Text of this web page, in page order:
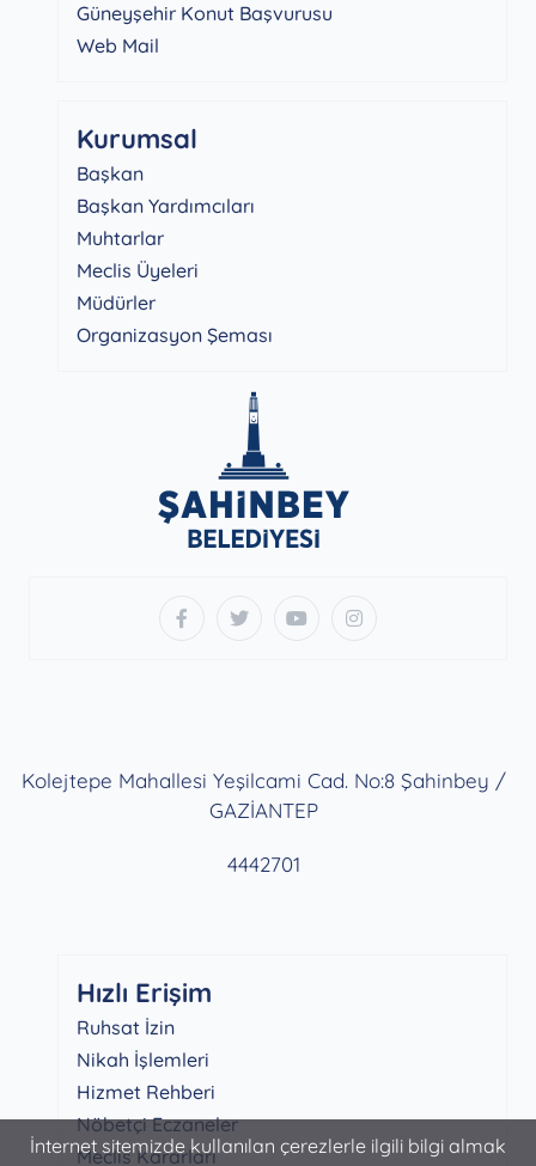
İnternet sitemizde kullanılan çerezlerle ilgili bilgi almak
Güneyşehir Konut Başvurusu
Web Mail
Kurumsal
Başkan
Başkan Yardımcıları
Muhtarlar
Meclis Üyeleri
Müdürler
Organizasyon Şeması
Kolejtepe Mahallesi Yeşilcami Cad. No:8 Şahinbey /
GAZİANTEP
4442701
Hızlı Erişim
Ruhsat İzin
Nikah İşlemleri
Hizmet Rehberi
Nöbetçi Eczaneler
Meclis Kararları